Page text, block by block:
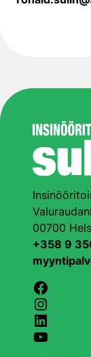
00700
+358 9
Facebook
Instagram
LinkedIn
YouTube